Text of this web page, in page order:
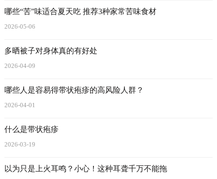
哪些“苦”味适合夏天吃 推荐3种家常苦味食材
2026-05-06
多晒被子对身体真的有好处
2026-04-09
哪些人是容易得带状疱疹的高风险人群？
2026-04-01
什么是带状疱疹
2026-03-19
以为只是上火耳鸣？小心！这种耳聋千万不能拖